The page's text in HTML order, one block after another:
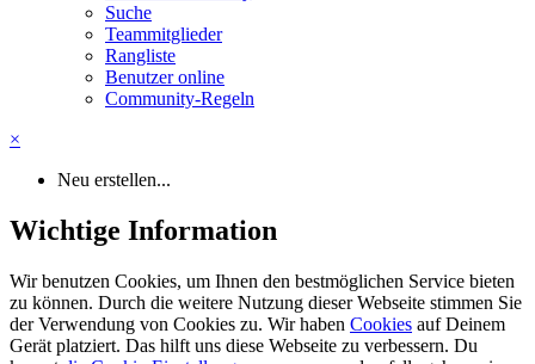
Suche
Teammitglieder
Rangliste
Benutzer online
Community-Regeln
×
Neu erstellen...
Wichtige Information
Wir benutzen Cookies, um Ihnen den bestmöglichen Service bieten
zu können. Durch die weitere Nutzung dieser Webseite stimmen Sie
der Verwendung von Cookies zu. Wir haben Cookies auf Deinem
Gerät platziert. Das hilft uns diese Webseite zu verbessern. Du